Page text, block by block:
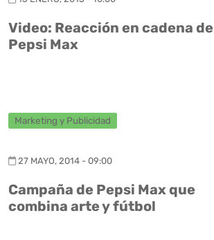
Video: Reacción en cadena de
Pepsi Max
Marketing y Publicidad
27 MAYO, 2014 - 09:00
Campaña de Pepsi Max que
combina arte y fútbol